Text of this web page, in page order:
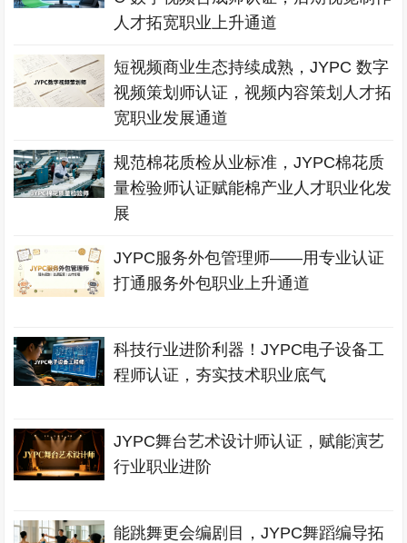
人才拓宽职业上升通道
短视频商业生态持续成熟，JYPC 数字
视频策划师认证，视频内容策划人才拓
宽职业发展通道
规范棉花质检从业标准，JYPC棉花质
量检验师认证赋能棉产业人才职业化发
展
JYPC服务外包管理师——用专业认证
打通服务外包职业上升通道
科技行业进阶利器！JYPC电子设备工
程师认证，夯实技术职业底气
JYPC舞台艺术设计师认证，赋能演艺
行业职业进阶
能跳舞更会编剧目，JYPC舞蹈编导拓